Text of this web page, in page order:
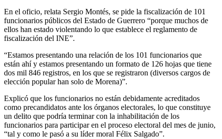
En el oficio, relata Sergio Montés, se pide la fiscalización de 101
funcionarios públicos del Estado de Guerrero “porque muchos de
ellos han estado violentando lo que establece el reglamento de
fiscalización del INE”.
“Estamos presentando una relación de los 101 funcionarios que
están ahí y estamos presentando un formato de 126 hojas que tiene
dos mil 846 registros, en los que se registraron (diversos cargos de
elección popular han solo de Morena)”.
Explicó que los funcionarios no están debidamente acreditados
como precandidatos ante los órganos electorales, lo que constituye
un delito que podría terminar con la inhabilitación de los
funcionarios para participar en el proceso electoral del mes de junio,
“tal y como le pasó a su líder moral Félix Salgado”.